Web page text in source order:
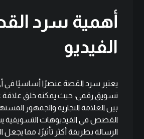
أهمية سرد
الفيديو
يعتبر سرد القصة عنصرًا أساسيًا في
تسويق رقمي، حيث يمكنه خلق علاقة
بين العلامة التجارية والجمهور
القصص في الفيديوهات التسويقية
الرسالة بطريقة أكثر تأثيرًا، مما يجعل